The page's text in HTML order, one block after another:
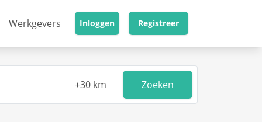
Werkgevers Inloggen Registreer
Zoeken